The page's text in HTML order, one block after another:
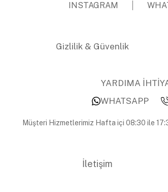
INSTAGRAM
Gizlilik & Güvenlik
YARDIMA
WHATSAPP
Müşteri Hizmetlerimiz Hafta içi 08:30 ile
İletişim